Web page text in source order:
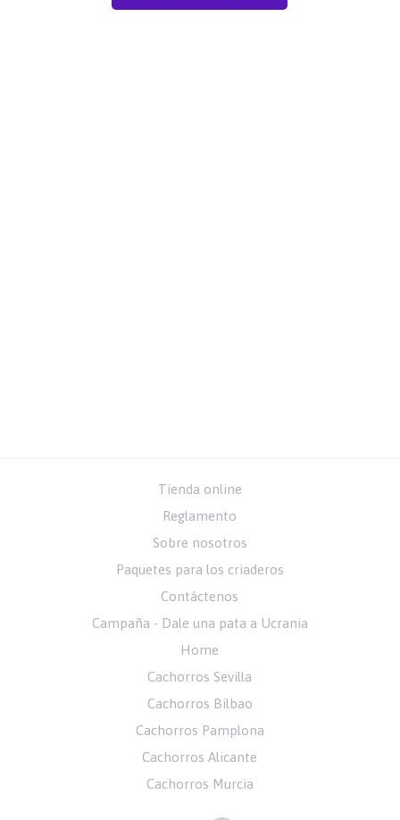
Tienda online
Reglamento
Sobre nosotros
Paquetes para los criaderos
Contáctenos
Campaña - Dale una pata a Ucrania
Home
Cachorros Sevilla
Cachorros Bilbao
Cachorros Pamplona
Cachorros Alicante
Cachorros Murcia